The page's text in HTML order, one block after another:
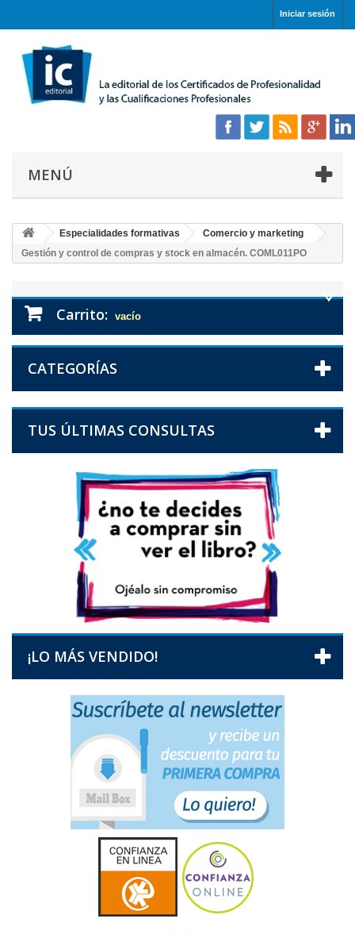
Iniciar sesión
MENÚ
Especialidades formativas
Comercio y marketing
Gestión y control de compras y stock en almacén. COML011PO
Carrito: vacío
CATEGORÍAS
TUS ÚLTIMAS CONSULTAS
¡LO MÁS VENDIDO!